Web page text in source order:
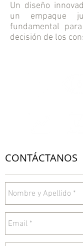
Un diseño
un empaque
fundamental
decisión de los
CONTÁCTANOS